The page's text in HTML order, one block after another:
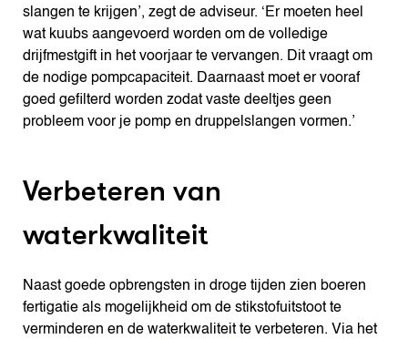
slangen te krijgen’, zegt de adviseur. ‘Er moeten heel
wat kuubs aangevoerd worden om de volledige
drijfmestgift in het voorjaar te vervangen. Dit vraagt om
de nodige pompcapaciteit. Daarnaast moet er vooraf
goed gefilterd worden zodat vaste deeltjes geen
probleem voor je pomp en druppelslangen vormen.’
Verbeteren van
waterkwaliteit
Naast goede opbrengsten in droge tijden zien boeren
fertigatie als mogelijkheid om de stikstofuitstoot te
verminderen en de waterkwaliteit te verbeteren. Via het